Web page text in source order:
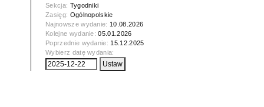
Sekcja: Tygodniki
Zasięg: Ogólnopolskie
Najnowsze wydanie: 10.08.2026
Kolejne wydanie:05.01.2026
Poprzednie wydanie: 15.12.2025
Wybierz datę wydania: